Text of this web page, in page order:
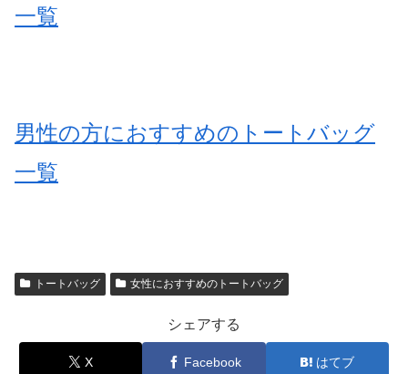
一覧
男性の方におすすめのトートバッグ
一覧
トートバッグ 女性におすすめのトートバッグ
シェアする
X Facebook はてブ